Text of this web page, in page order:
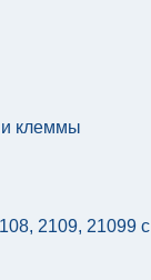
и клеммы
2109, 21099